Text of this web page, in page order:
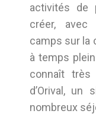
activités de
créer, avec
camps sur la
à temps
connaît
d’Orival,
nombreux